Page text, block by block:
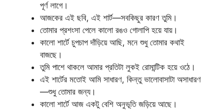
পূর্ণ লাগে।
আজকের এই ছবি, এই শার্ট—সবকিছুর কারণ তুমি।
তোমার প্রশংসা পেলে কালো রঙও গোলাপি হয়ে যায়।
কালো শার্টে চুপচাপ দাঁড়িয়ে আছি, মনে শুধু তোমার কথাই
বাজছে।
তুমি পাশে থাকলে আমার প্রতিটা লুকই রোমান্টিক হয়ে ওঠে।
এই শার্টের মতোই আমি সাধারণ, কিন্তু ভালোবাসাটা অসাধারণ
—শুধু তোমার জন্য।
কালো শার্টে আজ একটু বেশি অনুভূতি জড়িয়ে আছে।